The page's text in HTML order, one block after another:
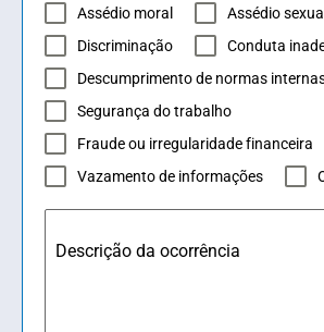
Assédio moral
Assédio sexual
Discriminação
Conduta
Descumprimento de normas
Segurança do trabalho
Fraude ou irregularidade financeira
Vazamento de informações
Descrição da ocorrência